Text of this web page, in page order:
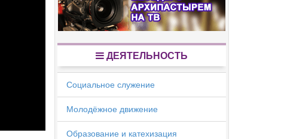
ДЕЯТЕЛЬНОСТЬ
Социальное служение
Молодёжное движение
Образование и катехизация